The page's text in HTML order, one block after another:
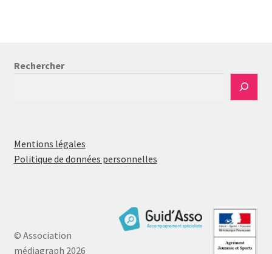
Rechercher
Mentions légales
Politique de données personnelles
© Association
médiagraph 2026